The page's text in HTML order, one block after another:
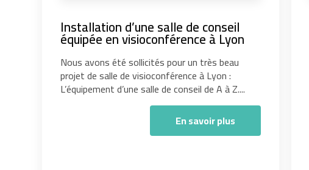
Installation d’une salle de conseil
équipée en visioconférence à Lyon
Nous avons été sollicités pour un très beau
projet de salle de visioconférence à Lyon :
L’équipement d’une salle de conseil de A à Z....
En savoir plus